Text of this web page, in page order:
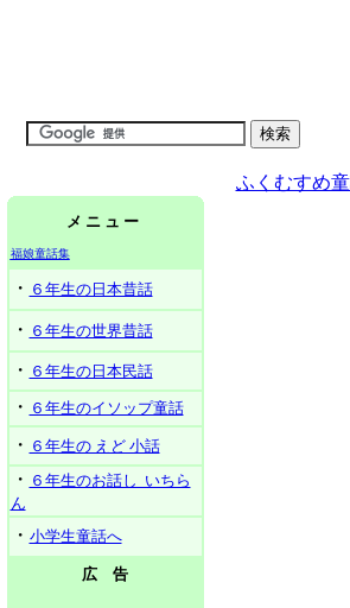
ふくむすめ
メ ニ ュ ー
福娘童話集
・ ６年生の日本昔話
・ ６年生の世界昔話
・ ６年生の日本民話
・ ６年生のイソップ童話
・ ６年生の えど 小話
・ ６年生のお話し いちら
ん
・ 小学生童話へ
広 告